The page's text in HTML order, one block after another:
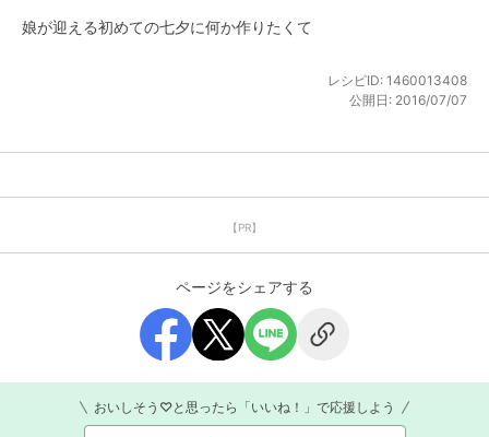
娘が迎える初めての七夕に何か作りたくて
レシピID: 1460013408
公開日: 2016/07/07
【PR】
ページをシェアする
おいしそう♡と思ったら「いいね！」で応援しよう